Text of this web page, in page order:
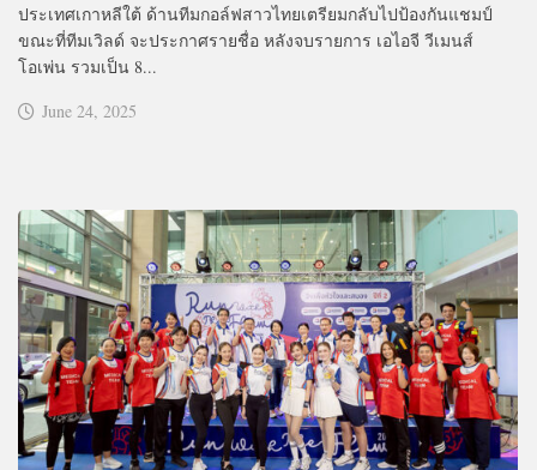
ประเทศเกาหลีใต้ ด้านทีมกอล์ฟสาวไทยเตรียมกลับไปป้องกันแชมป์
ขณะที่ทีมเวิลด์ จะประกาศรายชื่อ หลังจบรายการ เอไอจี วีเมนส์
โอเพ่น รวมเป็น 8...
June 24, 2025